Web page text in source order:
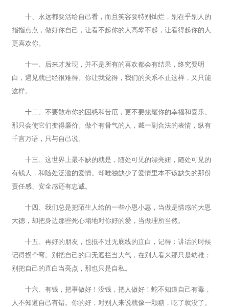
十、永远都要活给自己看，而且笑容要特别灿烂，别在乎别人的
指指点点，做好你自己，让看不起你的人高攀不起，让看得起你的人
更喜欢你。
十一、后来才发现，并不是所有的喜欢都会有结果，终究要明
白，遇见就已经很难得。你让我觉得，我们的关系不止这样，又只能
这样。
十二、不要散布你的困惑和苦厄，更不要炫耀你的幸福和喜乐。
那只会使它们变得廉价。做个有骨气的人，戴一副合法的表情，纵有
千言万语，只与自己说。
十三、这世界上最不缺的就是，随处可见的漂亮妞，随处可见的
有钱人，和随处泛滥的爱情。却唯独缺少了爱情里本不该缺失的那份
责任感、安全感还有忠诚。
十四、我们总是把陌生人给的一些小恩小惠，当做是情感的大恩
大德，却把身边那些死心塌地对你好的爱，当做理所当然。
十五、再好的朋友，也抵不过无底线的直白，记得：讲话的时候
记得拐个弯。别把自己的口无遮拦当大气，在别人看来那只是幼稚；
别把自己的直白当亮点，那也只是自私。
十六、有钱，把事做好！没钱，把人做好！蛇不知道自己有毒，
人不知道自己有错。你的好，对别人来说就像一颗糖，吃了就没了。